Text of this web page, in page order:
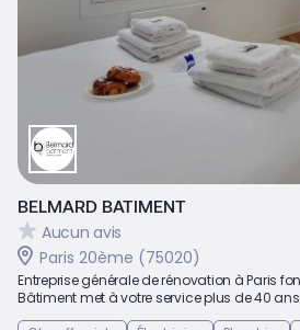
BELMARD BATIMENT
Aucun avis
Paris 20ème (75020)
Entreprise générale de rénovation à Paris
Bâtiment met à votre service plus de 40 ans